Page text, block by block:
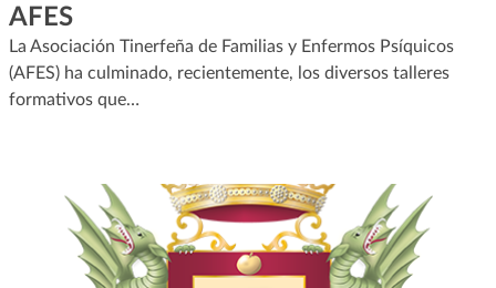
AFES
La Asociación Tinerfeña de Familias y Enfermos Psíquicos
(AFES) ha culminado, recientemente, los diversos talleres
formativos que…